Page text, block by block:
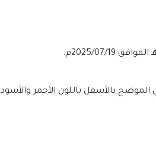
الموضح بالأسفل باللون الأحمر والأسود